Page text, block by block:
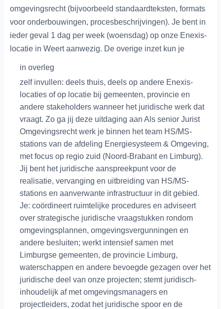
omgevingsrecht (bijvoorbeeld standaardteksten, formats
voor onderbouwingen, procesbeschrijvingen). Je bent in
ieder geval 1 dag per week (woensdag) op onze Enexis-
locatie in Weert aanwezig. De overige inzet kun je
in overleg
zelf invullen: deels thuis, deels op andere Enexis-
locaties of op locatie bij gemeenten, provincie en
andere stakeholders wanneer het juridische werk dat
vraagt. Zo ga jij deze uitdaging aan Als senior Jurist
Omgevingsrecht werk je binnen het team HS/MS-
stations van de afdeling Energiesysteem & Omgeving,
met focus op regio zuid (Noord-Brabant en Limburg).
Jij bent het juridische aanspreekpunt voor de
realisatie, vervanging en uitbreiding van HS/MS-
stations en aanverwante infrastructuur in dit gebied.
Je: coördineert ruimtelijke procedures en adviseert
over strategische juridische vraagstukken rondom
omgevingsplannen, omgevingsvergunningen en
andere besluiten; werkt intensief samen met
Limburgse gemeenten, de provincie Limburg,
waterschappen en andere bevoegde gezagen over het
juridische deel van onze projecten; stemt juridisch-
inhoudelijk af met omgevingsmanagers en
projectleiders, zodat het juridische spoor en de